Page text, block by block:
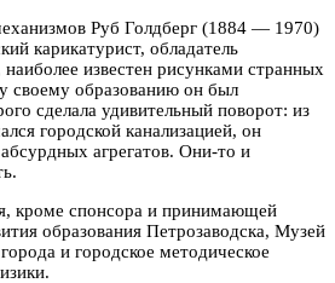
Руб Голдберг (1884 — 1970)
карикатурист, обладатель
известен рисунками странных
своему образованию он был
сделала удивительный поворот: из
городской канализацией, он
абсурдных агрегатов. Они-то и
кроме спонсора и принимающей
образования Петрозаводска, Музей
и городское методическое